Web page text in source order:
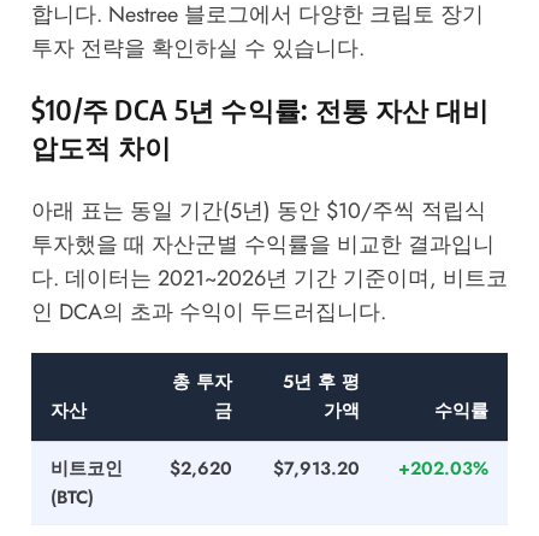
합니다. Nestree 블로그에서 다양한 크립토 장기
투자 전략을 확인하실 수 있습니다.
$10/주 DCA 5년 수익률: 전통 자산 대비
압도적 차이
아래 표는 동일 기간(5년) 동안 $10/주씩 적립식
투자했을 때 자산군별 수익률을 비교한 결과입니
다. 데이터는 2021~2026년 기간 기준이며, 비트코
인 DCA의 초과 수익이 두드러집니다.
자산
총 투자
금
5년 후 평
가액
수익률
비트코인
(BTC)
$2,620 $7,913.20 +202.03%